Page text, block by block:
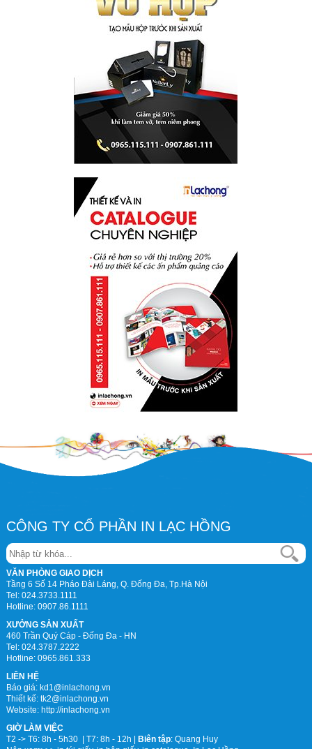
CÔNG TY CỔ PHẦN IN LẠC HỒNG
VĂN PHÒNG GIAO DỊCH
Tầng 6 Số 14 Pháo Đài Láng, Q. Đống Đa, Tp.Hà Nội
Tel: 024.3733.1111
Hotline: 0907.86.1111
XƯỞNG SẢN XUẤT
460 Trần Quý Cáp - Đống Đa - HN
Tel: 024.3787.2222
Hotline: 0965.861.333
LIÊN HỆ
Báo giá: kd1@inlachong.vn
Thiết kế: tk2@inlachong.vn
Website: http://inlachong.vn
GIỜ LÀM VIỆC
T2 -> T6: 8h - 5h30 | T7: 8h - 12h |
Biên tập: Quang Huy